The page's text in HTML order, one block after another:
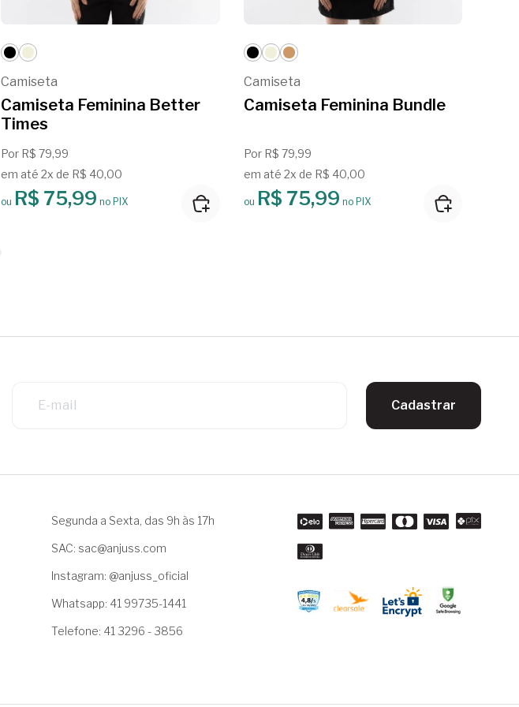
Camiseta
Camiseta Feminina Better
Times
Por R$ 79,99
em até 2x de R$ 40,00
ou R$ 75,99 no PIX
Camiseta
Camiseta Feminina Bundle
Por R$ 79,99
em até 2x de R$ 40,00
ou R$ 75,99 no PIX
Cadastrar
Segunda a Sexta, das 9h às 17h
SAC: sac@anjuss.com
Instagram: @anjuss_oficial
Whatsapp: 41 99735-1441
Telefone: 41 3296 - 3856